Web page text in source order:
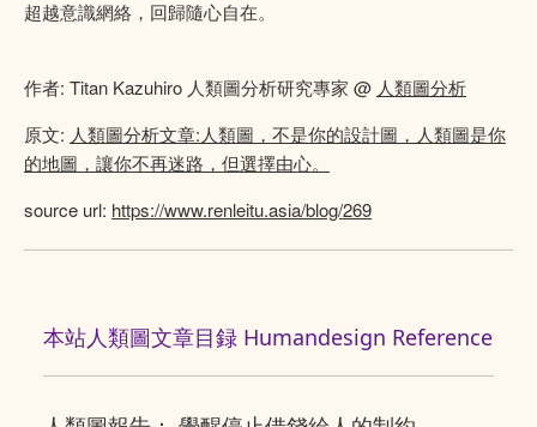
超越意識網絡，回歸隨心自在。
作者: Titan Kazuhiro 人類圖分析研究專家 @ 人類圖分析
原文: 人類圖分析文章:人類圖，不是你的設計圖，人類圖是你
的地圖，讓你不再迷路，但選擇由心。
source url: https://www.renleitu.asia/blog/269
本站人類圖文章目録 Humandesign Reference